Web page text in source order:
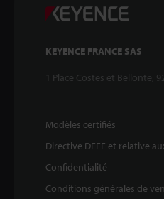
KEYENCE FRANCE SAS
1 Place Costes et Bellonte,
Modèles certifiés
Directive DEEE et relative
Confidentialité
Conditions générales de